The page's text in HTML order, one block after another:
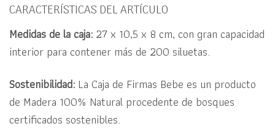
CARACTERÍSTICAS DEL ARTÍCULO
Medidas de la caja: 27 x 10,5 x 8 cm, con gran capacidad
interior para contener más de 200 siluetas.
Sostenibilidad: La Caja de Firmas Bebe es un producto
de Madera 100% Natural procedente de bosques
certificados sostenibles.